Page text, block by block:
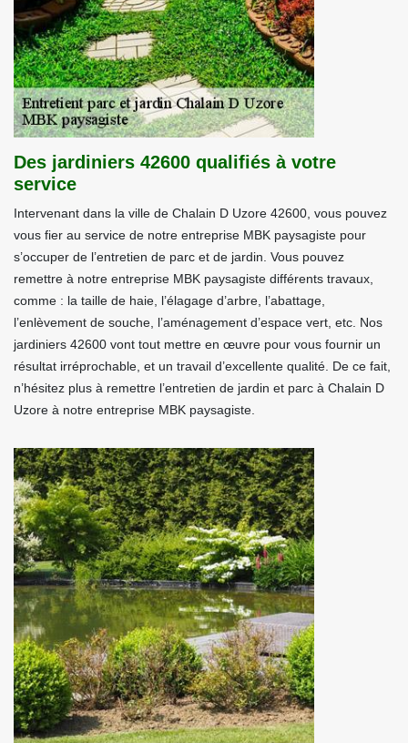
Des jardiniers 42600 qualifiés à votre
service
Intervenant dans la ville de Chalain D Uzore 42600, vous pouvez
vous fier au service de notre entreprise MBK paysagiste pour
s’occuper de l’entretien de parc et de jardin. Vous pouvez
remettre à notre entreprise MBK paysagiste différents travaux,
comme : la taille de haie, l’élagage d’arbre, l’abattage,
l’enlèvement de souche, l’aménagement d’espace vert, etc. Nos
jardiniers 42600 vont tout mettre en œuvre pour vous fournir un
résultat irréprochable, et un travail d’excellente qualité. De ce fait,
n’hésitez plus à remettre l’entretien de jardin et parc à Chalain D
Uzore à notre entreprise MBK paysagiste.